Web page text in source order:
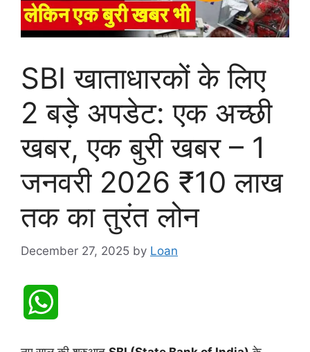
SBI खाताधारकों के लिए
2 बड़े अपडेट: एक अच्छी
खबर, एक बुरी खबर – 1
जनवरी 2026 ₹10 लाख
तक का तुरंत लोन
December 27, 2025 by Loan